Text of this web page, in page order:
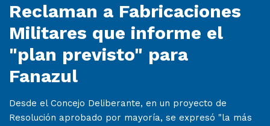
Reclaman a Fabricaciones
Militares que informe el
"plan previsto" para
Fanazul
Desde el Concejo Deliberante, en un proyecto de
Resolución aprobado por mayoría, se expresó "la más